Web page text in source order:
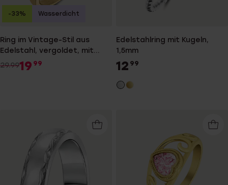
Ring im Vintage-Stil aus
Edelstahl, vergoldet, mit
schwarzem Zirkonia
29.9919 99
-33% Wasserdicht
Edelstahlring mit Kugeln,
1,5mm
12 99